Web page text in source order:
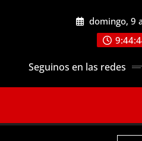
domingo, 9
Seguinos en las redes